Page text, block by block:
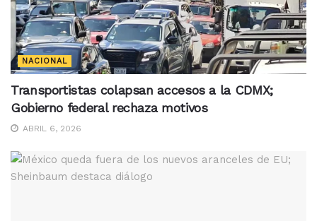
NACIONAL
Transportistas colapsan accesos a la CDMX;
Gobierno federal rechaza motivos
ABRIL 6, 2026